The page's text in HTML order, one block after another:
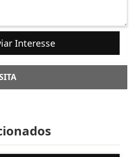
Interesse